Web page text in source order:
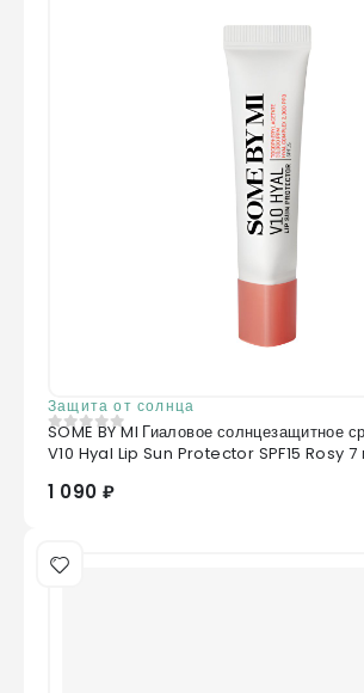
Защита от солнца
0из 5
SOME BY MI Гиаловое солнцезащитное
V10 Hyal Lip Sun Protector SPF15 Rosy 7
1 090 ₽